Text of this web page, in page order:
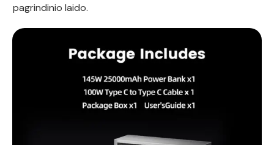
pagrindinio laido.